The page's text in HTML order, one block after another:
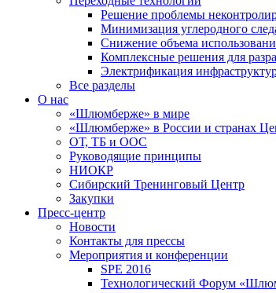
Решение проблемы
Минимизация углеродного
Снижение объема
Комплексные решения для
Электрификация
Все разделы
О нас
«Шлюмберже» в мире
«Шлюмберже» в России и странах
ОТ, ТБ и ООС
Руководящие принципы
НИОКР
Сибирский Тренинговый Центр
Закупки
Пресс-центр
Новости
Контакты для прессы
Мероприятия и конференции
SPE 2016
Технологический Форум